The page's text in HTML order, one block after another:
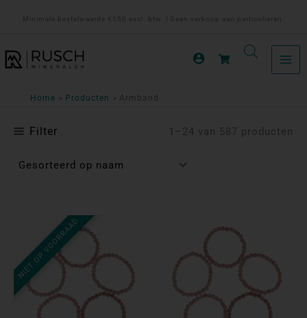
inhoud
Minimale bestelwaarde €150 excl. btw. | Geen verkoop aan particulieren.
Home Producten Armband
Filter 1–24 van 587 producten
NIET OP VOORRAAD